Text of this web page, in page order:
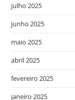
julho 2025
junho 2025
maio 2025
abril 2025
fevereiro 2025
janeiro 2025